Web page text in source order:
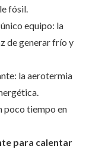
fósil.
equipo: la
de generar frío y
la aerotermia
poco tiempo en
para calentar